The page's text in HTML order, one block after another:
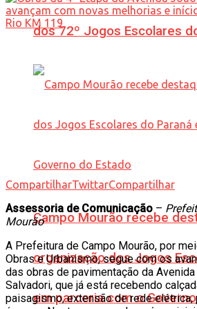
dos 72º Jogos Escolares
Campo Mourão recebe
organização dos Jogos
em parceria com o
CompartilharTwittarCompartilhar
Assessoria de Comunicação –
Mourão
A Prefeitura de Campo Mourão, por
Obras e Urbanismo, segue com os
das obras de pavimentação da
Salvadori, que já está recebendo
paisagismo, extensão de rede elétrica,